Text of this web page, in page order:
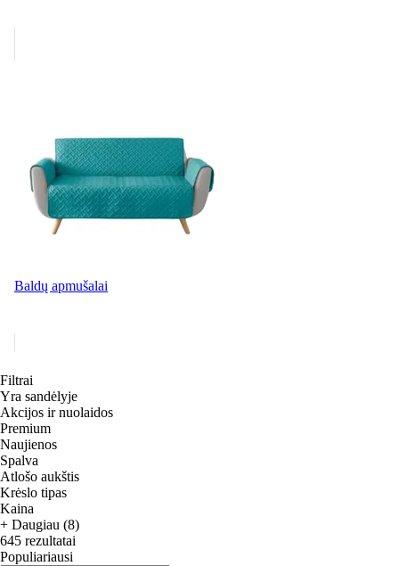
Baldų apmušalai
Filtrai
Yra sandėlyje
Akcijos ir nuolaidos
Premium
Naujienos
Spalva
Atlošo aukštis
Krėslo tipas
Kaina
+ Daugiau (8)
645 rezultatai
Populiariausi